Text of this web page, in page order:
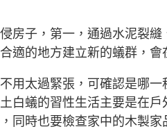
房子，第一，通過水泥裂
適的地方建立新的蟻群，會
用太過緊張，可確認是哪
白蟻的習性生活主要是在
同時也要檢查家中的木製家